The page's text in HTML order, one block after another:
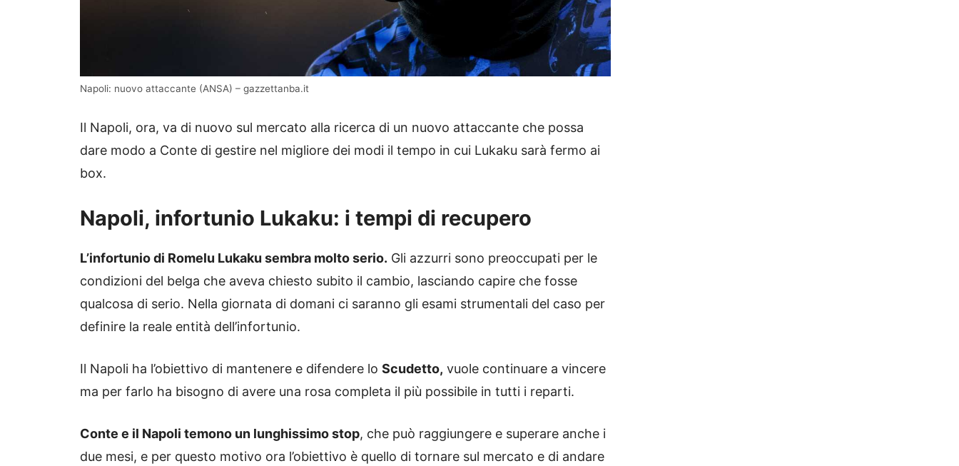
Napoli: nuovo attaccante (ANSA) – gazzettanba.it
Il Napoli, ora, va di nuovo sul mercato alla ricerca di un nuovo attaccante che possa
dare modo a Conte di gestire nel migliore dei modi il tempo in cui Lukaku sarà fermo ai
box.
Napoli, infortunio Lukaku: i tempi di recupero
L’infortunio di Romelu Lukaku sembra molto serio. Gli azzurri sono preoccupati per le
condizioni del belga che aveva chiesto subito il cambio, lasciando capire che fosse
qualcosa di serio. Nella giornata di domani ci saranno gli esami strumentali del caso per
definire la reale entità dell’infortunio.
Il Napoli ha l’obiettivo di mantenere e difendere lo Scudetto, vuole continuare a vincere
ma per farlo ha bisogno di avere una rosa completa il più possibile in tutti i reparti.
Conte e il Napoli temono un lunghissimo stop, che può raggiungere e superare anche i
due mesi, e per questo motivo ora l’obiettivo è quello di tornare sul mercato e di andare